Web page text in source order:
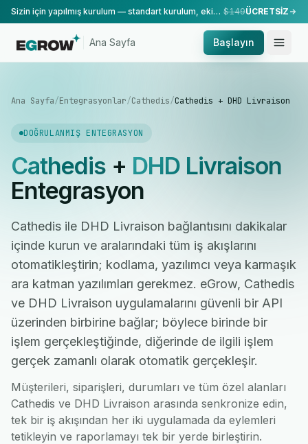
Sizin için yapılmış kurulum — standart kurulum, ekibimiz tarafından yapılır. $149ÜCRETSİZ
Ana Sayfa Başlayın
Ana Sayfa/Entegrasyonlar/Cathedis/Cathedis + DHD Livraison
DOĞRULANMIŞ ENTEGRASYON
Cathedis+ DHD Livraison
Entegrasyon
Cathedis ile DHD Livraison bağlantısını dakikalar
içinde kurun ve aralarındaki tüm iş akışlarını
otomatikleştirin; kodlama, yazılımcı veya karmaşık
ara katman yazılımları gerekmez. eGrow, Cathedis
ve DHD Livraison uygulamalarını güvenli bir API
üzerinden birbirine bağlar; böylece birinde bir
işlem gerçekleştiğinde, diğerinde de ilgili işlem
gerçek zamanlı olarak otomatik gerçekleşir.
Müşterileri, siparişleri, durumları ve tüm özel alanları
Cathedis ve DHD Livraison arasında senkronize edin,
tek bir iş akışından her iki uygulamada da eylemleri
tetikleyin ve raporlamayı tek bir yerde birleştirin.